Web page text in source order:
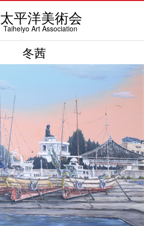
太平洋美術会
Taiheiyo Art Association
冬茜